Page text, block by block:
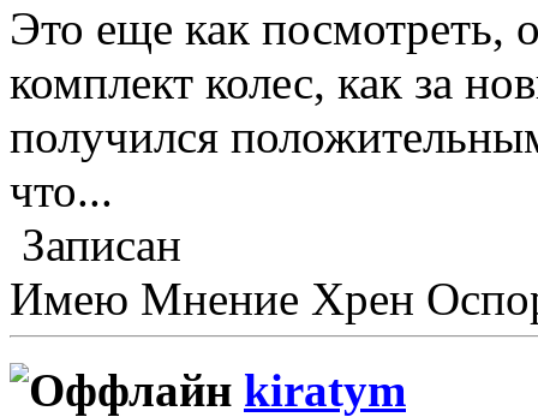
Это еще как посмотреть,
комплект колес, как за
получился
что...
Записан
Имею Мнение Хрен
kiratym